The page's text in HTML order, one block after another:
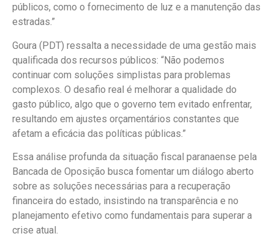
públicos, como o fornecimento de luz e a manutenção das
estradas.”
Goura (PDT) ressalta a necessidade de uma gestão mais
qualificada dos recursos públicos: “Não podemos
continuar com soluções simplistas para problemas
complexos. O desafio real é melhorar a qualidade do
gasto público, algo que o governo tem evitado enfrentar,
resultando em ajustes orçamentários constantes que
afetam a eficácia das políticas públicas.”
Essa análise profunda da situação fiscal paranaense pela
Bancada de Oposição busca fomentar um diálogo aberto
sobre as soluções necessárias para a recuperação
financeira do estado, insistindo na transparência e no
planejamento efetivo como fundamentais para superar a
crise atual.